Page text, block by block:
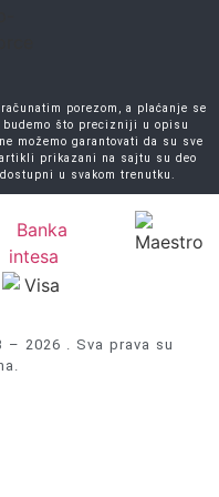
porezom, a plaćanje se
što precizniji u opisu
možemo garantovati da su sve
prikazani na sajtu su deo
u svakom trenutku.
2026 . Sva prava su